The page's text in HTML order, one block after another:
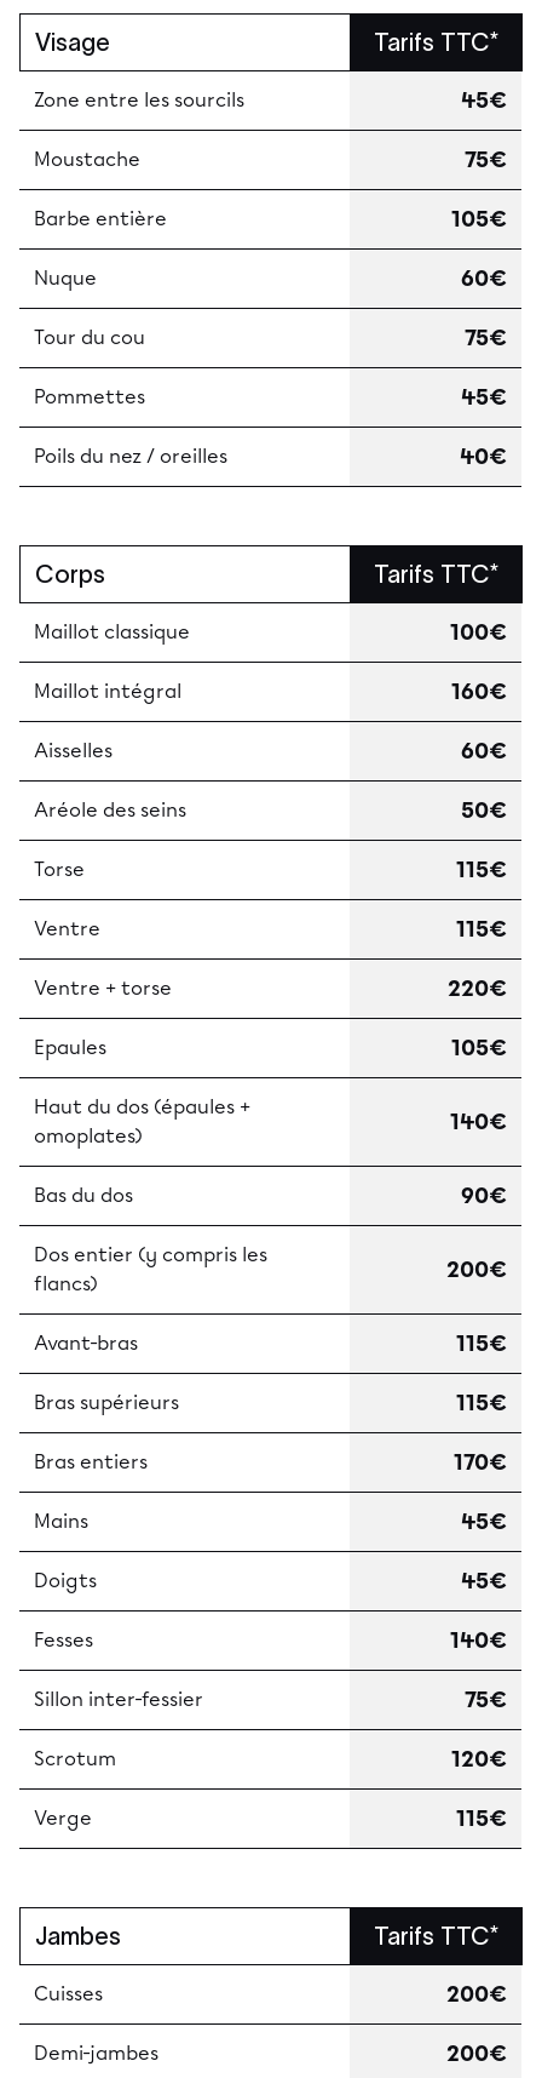
Visage Tarifs TTC*
Zone entre les sourcils 45€
Moustache 75€
Barbe entière 105€
Nuque 60€
Tour du cou 75€
Pommettes 45€
Poils du nez / oreilles 40€
Corps Tarifs TTC*
Maillot classique 100€
Maillot intégral 160€
Aisselles 60€
Aréole des seins 50€
Torse 115€
Ventre 115€
Ventre + torse 220€
Epaules 105€
Haut du dos (épaules +
omoplates)
140€
Bas du dos 90€
Dos entier (y compris les
flancs)
200€
Avant-bras 115€
Bras supérieurs 115€
Bras entiers 170€
Mains 45€
Doigts 45€
Fesses 140€
Sillon inter-fessier 75€
Scrotum 120€
Verge 115€
Jambes Tarifs TTC*
Cuisses 200€
Demi-jambes 200€